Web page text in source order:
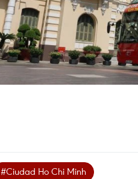
#Ciudad Ho Chi Minh